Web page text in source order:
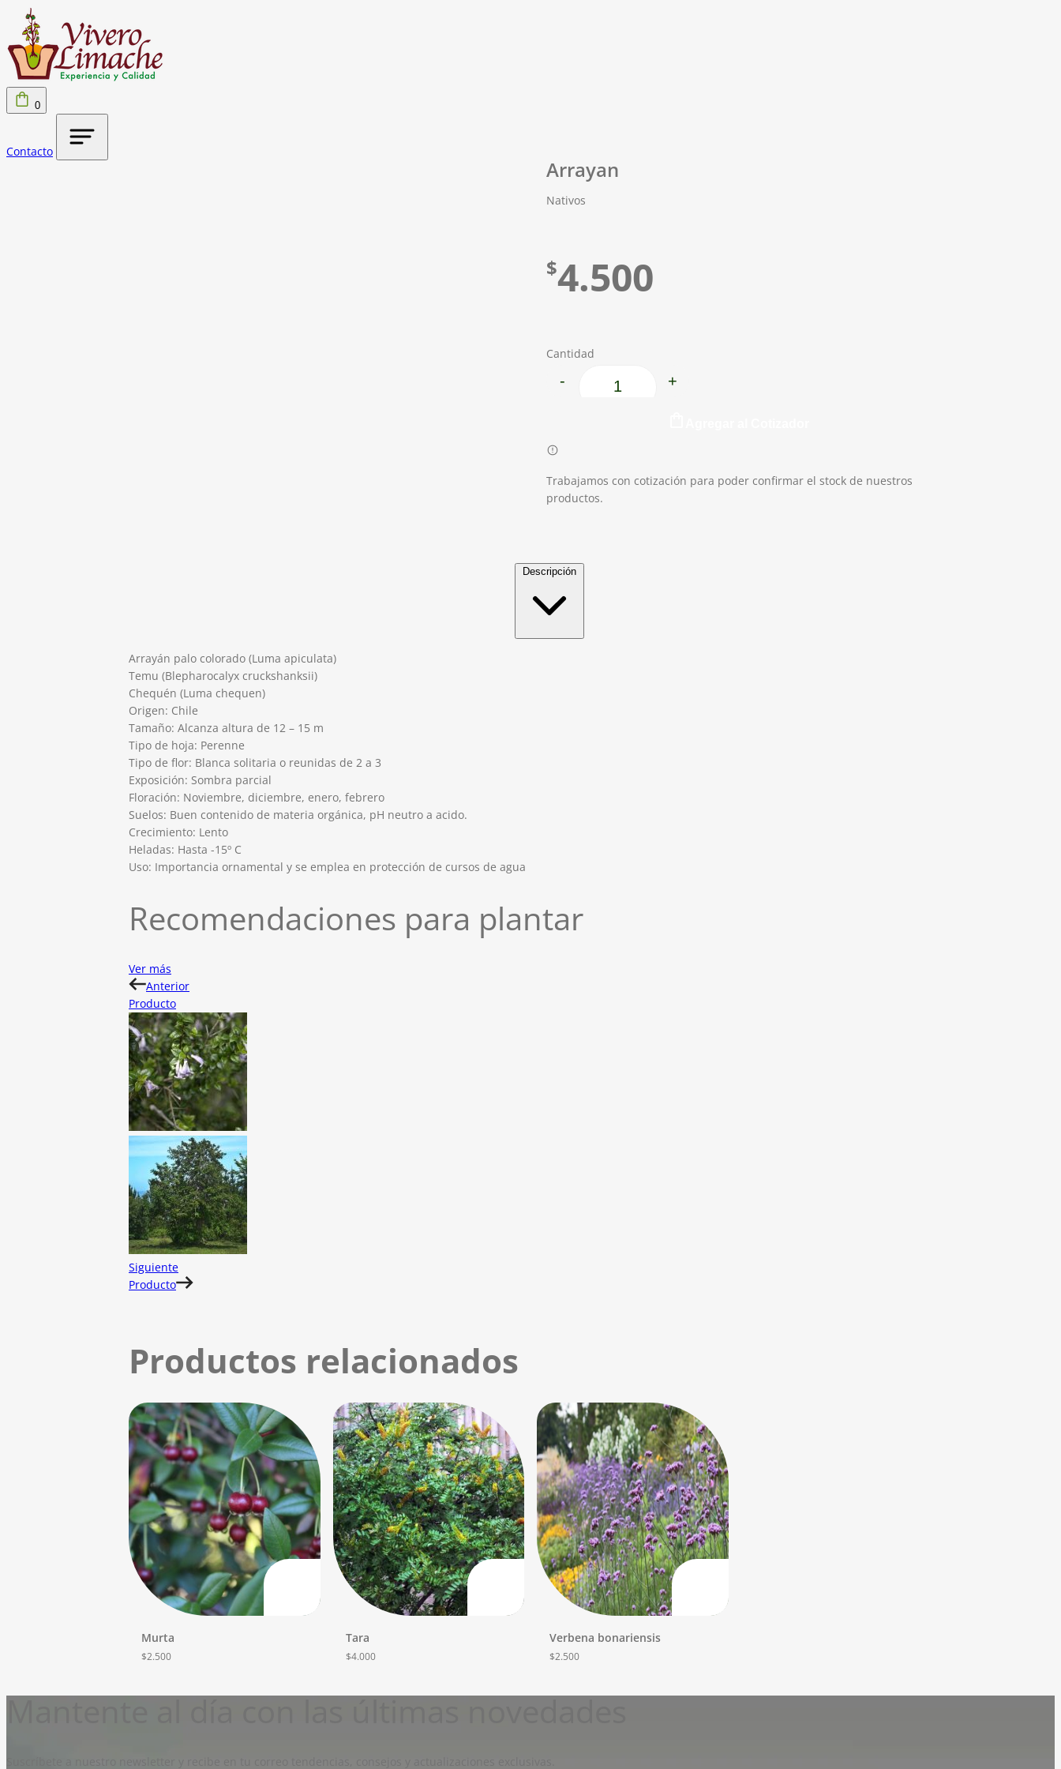
0
Contacto
Arrayan
Nativos
$4.500
Cantidad
Arrayan cantidad
- +
Trabajamos con cotización para poder confirmar el stock de nuestros
productos.
Descripción
Arrayán palo colorado (Luma apiculata)
Temu (Blepharocalyx cruckshanksii)
Chequén (Luma chequen)
Origen: Chile
Tamaño: Alcanza altura de 12 – 15 m
Tipo de hoja: Perenne
Tipo de flor: Blanca solitaria o reunidas de 2 a 3
Exposición: Sombra parcial
Floración: Noviembre, diciembre, enero, febrero
Suelos: Buen contenido de materia orgánica, pH neutro a acido.
Crecimiento: Lento
Heladas: Hasta -15º C
Uso: Importancia ornamental y se emplea en protección de cursos de agua
Recomendaciones para plantar
Ver más
Anterior
Producto
Siguiente
Producto
Productos relacionados
Murta
$2.500
Tara
$4.000
Verbena bonariensis
$2.500
Mantente al día con las últimas novedades